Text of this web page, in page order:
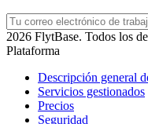
2026 FlytBase. Todos los
Plataforma
Descripción general
Servicios gestionados
Precios
Seguridad